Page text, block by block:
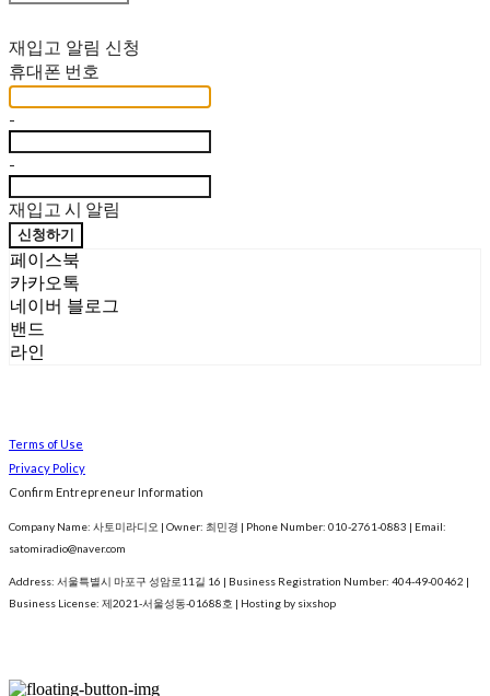
재입고 알림 신청
휴대폰 번호
-
-
재입고 시 알림
신청하기
페이스북
카카오톡
네이버 블로그
밴드
라인
Terms of Use
Privacy Policy
Confirm Entrepreneur Information
Company Name: 사토미라디오 | Owner: 최민경 | Phone Number: 010-2761-0883 | Email:
satomiradio@naver.com
Address: 서울특별시 마포구 성암로11길 16 | Business Registration Number: 404-49-00462 |
Business License: 제2021-서울성동-01688호 | Hosting by sixshop